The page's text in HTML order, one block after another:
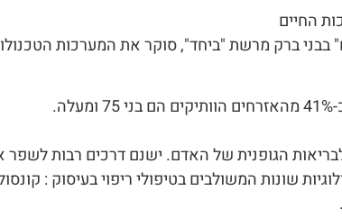
החיים
בבני ברק מרשת "ביחד", סוקר את המערכות
הגופנית של האדם. ישנם דרכים רבות לשפר
שונות המשולבים בטיפולי ריפוי בעיסוק :